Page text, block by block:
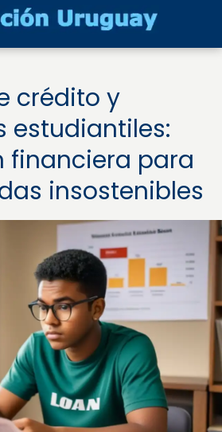
crédito y
estudiantiles:
financiera para
insostenibles